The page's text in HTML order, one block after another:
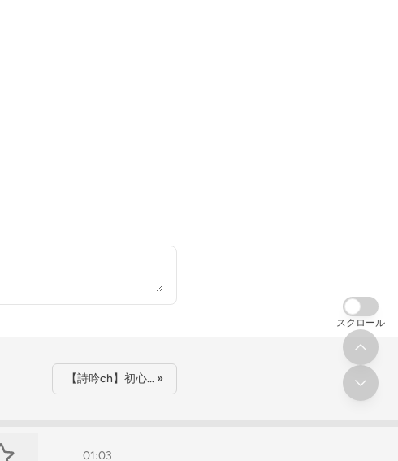
01:03
【詩吟ch】初心… »
スクロール